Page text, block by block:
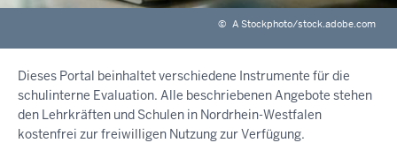
© A Stockphoto/stock.adobe.com
Dieses Portal beinhaltet verschiedene Instrumente für die
schulinterne Evaluation. Alle beschriebenen Angebote stehen
den Lehrkräften und Schulen in Nordrhein-Westfalen
kostenfrei zur freiwilligen Nutzung zur Verfügung.